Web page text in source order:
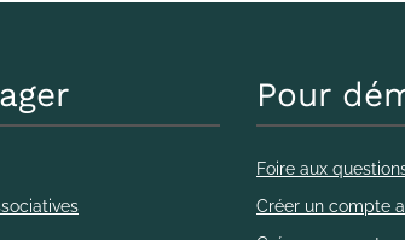
Pour
Foire aux
Créer un compte